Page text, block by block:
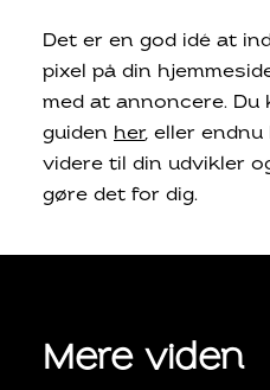
Det er en god idé at
pixel på din
med at annoncere. Du
guiden her, eller endnu
videre til din udvikler
gøre det for dig.
Mere viden